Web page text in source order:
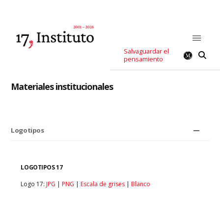
Salvaguardar el
pensamiento
Materiales institucionales
Logotipos
LOGOTIPOS 17
Logo 17:JPG |PNG |Escala de grises |Blanco